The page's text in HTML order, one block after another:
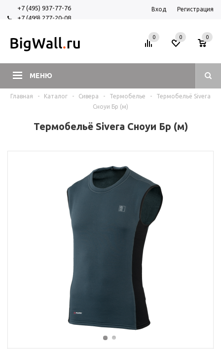
+7 (495) 937-77-76
+7 (499) 277-20-08
Вход Регистрация
МЕНЮ
0 0
0
Главная - Каталог - Сивера - Термобелье -
Термобельё Sivera
Сноуи Бр (м)
Термобельё Sivera Сноуи Бр (м)